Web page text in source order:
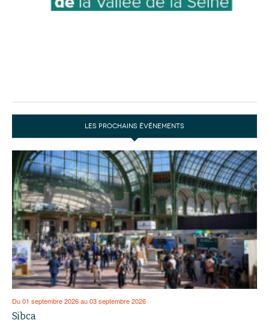
LES PROCHAINS ÉVÉNEMENTS
Du 01 septembre 2026 au 03 septembre 2026
Sibca